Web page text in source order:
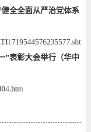
全全面从严治党体系
”表彰大会举行（华中